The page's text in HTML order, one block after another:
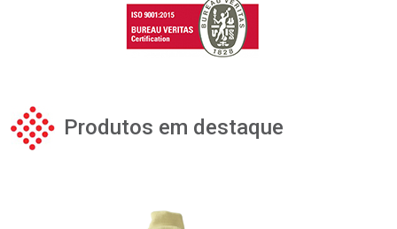
Produtos em destaque